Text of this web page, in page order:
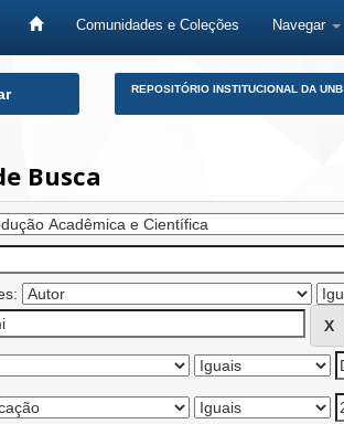
Comunidades e Coleções Navegar
REPOSITÓRIO INSTITUCIONAL DA UNB
Busca